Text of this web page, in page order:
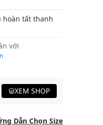
hoàn tất thanh
với
XEM SHOP
Dẫn Chọn Size